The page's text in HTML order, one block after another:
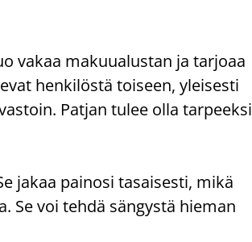
vakaa makuualustan ja tarjoaa
henkilöstä toiseen, yleisesti
Patjan tulee olla tarpeeksi
jakaa painosi tasaisesti, mikä
Se voi tehdä sängystä hieman